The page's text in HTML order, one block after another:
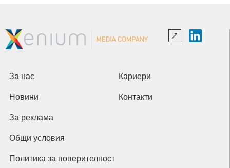
За нас Кариери
Новини Контакти
За реклама
Общи условия
Политика за поверителност